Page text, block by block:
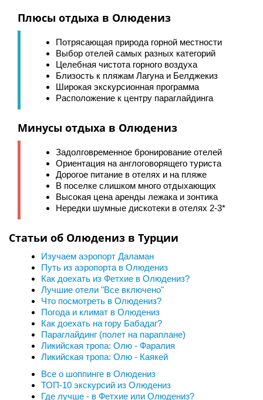
Плюсы отдыха в Олюдениз
Потрясающая природа горной местности
Выбор отелей самых разных категорий
Целебная чистота горного воздуха
Близость к пляжам Лагуна и Белджекиз
Широкая экскурсионная программа
Расположение к центру параглайдинга
Минусы отдыха в Олюдениз
Задолговременное бронирование отелей
Ориентация на англоговорящего туриста
Дорогое питание в отелях и на пляже
В поселке слишком много отдыхающих
Высокая цена аренды лежака и зонтика
Нередки шумные дискотеки в отелях 2-3*
Статьи об Олюдениз в Турции
Изучаем аэропорт Даламан
Путь из аэропорта в Олюдениз
Как доехать из Фетхие в Олюдениз?
Лучшие отели "Все включено"
Что посмотреть в Олюдениз?
Погода и климат в Олюдениз
Как доехать на гору Бабадаг?
Параглайдинг (полет на параплане)
Ликийская тропа: Олю - Фаралия
Ликийская тропа: Олю - Каякей
Все о шоппинге в Олюдениз
ТОП-10 экскурсий из Олюдениз
Где лучше - в Фетхие или Олюдениз?